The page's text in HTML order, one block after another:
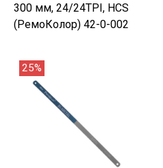
300 мм, 24/24TPI, HCS
(РемоКолор) 42-0-002
25%